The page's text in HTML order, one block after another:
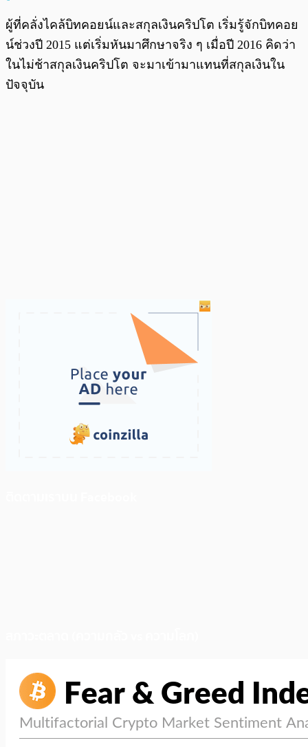
ผู้ที่คลั่งไคล้บิทคอยน์และสกุลเงินคริปโต เริ่มรู้จักบิทคอย
น์ช่วงปี 2015 แต่เริ่มหันมาศึกษาจริง ๆ เมื่อปี 2016 คิดว่า
ในไม่ช้าสกุลเงินคริปโต จะมาเข้ามาแทนที่สกุลเงินใน
ปัจจุบัน